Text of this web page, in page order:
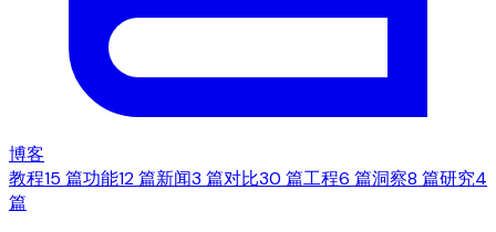
博客
教程15 篇功能12 篇新闻3 篇对比30 篇工程6 篇洞察8 篇研究4
篇